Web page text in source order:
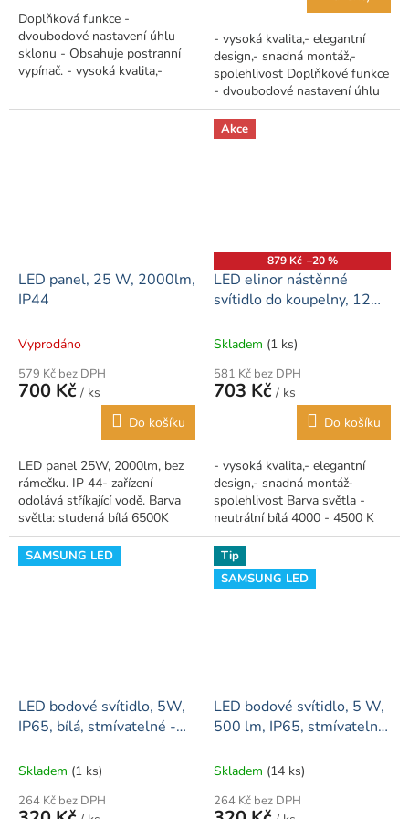
Doplňková funkce -
dvoubodové nastavení úhlu
sklonu - Obsahuje postranní
vypínač. - vysoká kvalita,-
montáž,- spolehlivost Barva
- vysoká kvalita,- elegantní
design,- snadná montáž,-
spolehlivost Doplňkové funkce
- dvoubodové nastavení úhlu
sklonu, osvětlení obličeje,
spínač. Barva světla - studená
bílá...
LED panel, 25 W, 2000lm,
IP44
Vyprodáno
579 Kč bez DPH
700 Kč / ks
Do košíku
LED panel 25W, 2000lm, bez
rámečku. IP 44- zařízení
odolává stříkající vodě. Barva
světla: studená bílá 6500K
Akce
879 Kč –20 %
LED elinor nástěnné
svítidlo do koupelny, 12
chrom
Skladem (1 ks)
581 Kč bez DPH
703 Kč / ks
Do košíku
- vysoká kvalita,- elegantní
design,- snadná montáž-
spolehlivost Barva světla -
neutrální bílá 4000 - 4500 K
SAMSUNG LED
LED bodové svítidlo, 5W,
IP65, bílá, stmívatelné -
Skladem (1 ks)
264 Kč bez DPH
Tip
SAMSUNG LED
LED bodové svítidlo, 5 W,
500 lm, IP65, stmívatelné,
Skladem (14 ks)
264 Kč bez DPH